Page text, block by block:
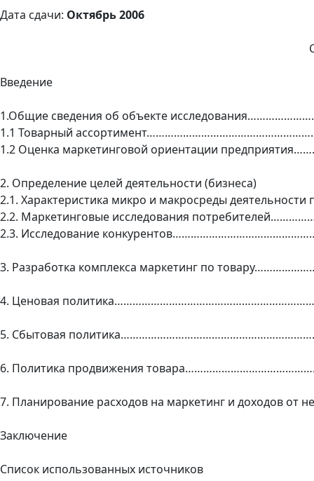
Дата сдачи: Октябрь 2006
Введение
1.Общие сведения об объекте
1.1 Товарный
1.2 Оценка маркетинговой ориентации
2. Определение целей деятельности (бизнеса)
2.1. Характеристика микро и макросреды
2.2. Маркетинговые исследования
2.3. Исследование
3. Разработка комплекса маркетинг по
4. Ценовая
5. Сбытовая
6. Политика продвижения
7. Планирование расходов на маркетинг и доходов от
Заключение
Список использованных источников